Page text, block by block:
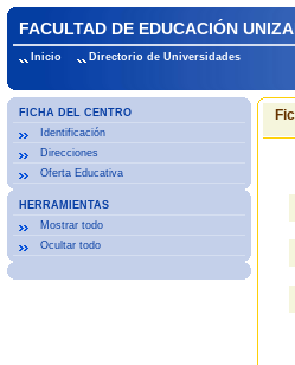
FACULTAD DE EDUCACIÓN
Inicio Directorio de Universidades
FICHA DEL CENTRO
Identificación
Direcciones
Oferta Educativa
HERRAMIENTAS
Mostrar todo
Ocultar todo